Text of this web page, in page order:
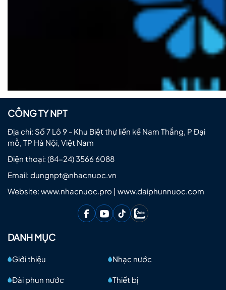
CÔNG TY NPT
Địa chỉ: Số 7 Lô 9 - Khu Biệt thự liền kề Nam Thắng, P Đại
mỗ, TP Hà Nội, Việt Nam
Điện thoại: (84-24) 3566 6088
Email: dungnpt@nhacnuoc.vn
Website: www.nhacnuoc.pro | www.daiphunnuoc.com
DANH MỤC
Giới thiệu Nhạc nước
Đài phun nước Thiết bị